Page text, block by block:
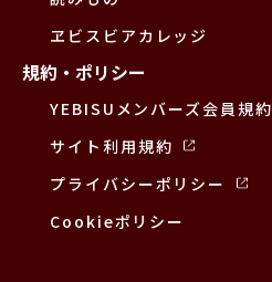
ヱビスビアカレッジ
規約・ポリシー
YEBISUメンバーズ会員規約
サイト利用規約
プライバシーポリシー
Cookieポリシー